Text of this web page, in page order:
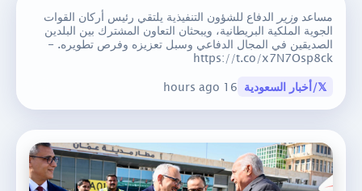
مساعد وزير الدفاع للشؤون التنفيذية يلتقي رئيس أركان القوات
الجوية الملكية البريطانية، ويبحثان التعاون المشترك بين البلدين
الصديقين في المجال الدفاعي وسبل تعزيزه وفرص تطويره. -
https://t.co/x7N7Osp8ck
𝕏/أخبار السعودية 16 hours ago